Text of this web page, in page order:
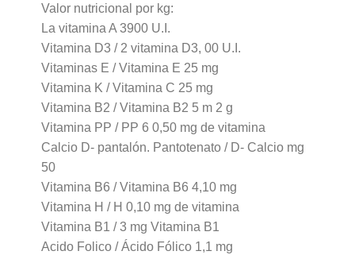
Valor nutricional por kg:
La vitamina A 3900 U.I.
Vitamina D3 / 2 vitamina D3, 00 U.I.
Vitaminas E / Vitamina E 25 mg
Vitamina K / Vitamina C 25 mg
Vitamina B2 / Vitamina B2 5 m 2 g
Vitamina PP / PP 6 0,50 mg de vitamina
Calcio D- pantalón. Pantotenato / D- Calcio mg
50
Vitamina B6 / Vitamina B6 4,10 mg
Vitamina H / H 0,10 mg de vitamina
Vitamina B1 / 3 mg Vitamina B1
Acido Folico / Ácido Fólico 1,1 mg